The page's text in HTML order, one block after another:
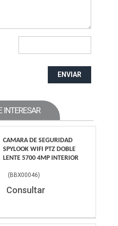
ENVIAR
INTERESAR
CAMARA DE SEGURIDAD
SPYLOOK WIFI PTZ DOBLE
LENTE 5700 4MP INTERIOR
(BBX00046)
Consultar